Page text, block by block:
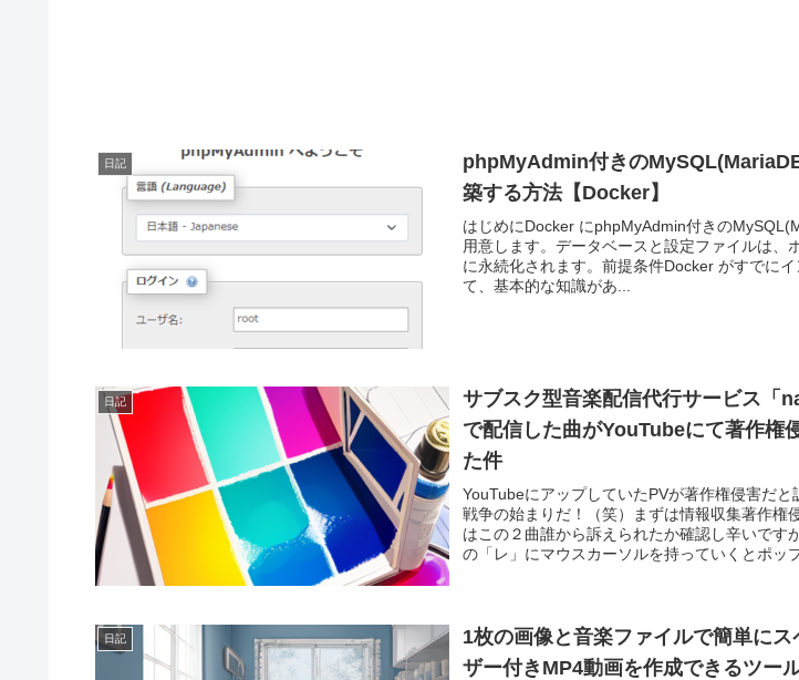
日記
phpMyAdmin付きの
築する方法【Docker】
はじめにDocker にphpMyAdmin付きの
用意します。データベースと設定ファイルは、
に永続化されます。前提条件Docker がすでに
て、基本的な知識があ...
日記
サブスク型音楽配信代行サービス「
で配信した曲がYouTubeにて著作権
た件
YouTubeにアップしていたPVが著作権侵害だと
戦争の始まりだ！（笑）まずは情報収集著作権
はこの２曲誰から訴えられたか確認し辛いです
の「レ」にマウスカーソルを持っていくとポッ
日記
1枚の画像と音楽ファイルで簡単にス
ザー付きMP4動画を作成できるツー